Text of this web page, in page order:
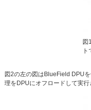
図
図2の左の図はBlueField DPU
理をDPUにオフロードして実